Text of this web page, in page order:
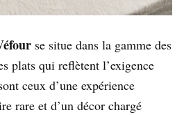
se situe dans la gamme des
plats qui reflètent l’exigence
ceux d’une expérience
rare et d’un décor chargé